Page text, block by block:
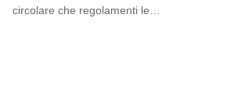
circolare che regolamenti le…